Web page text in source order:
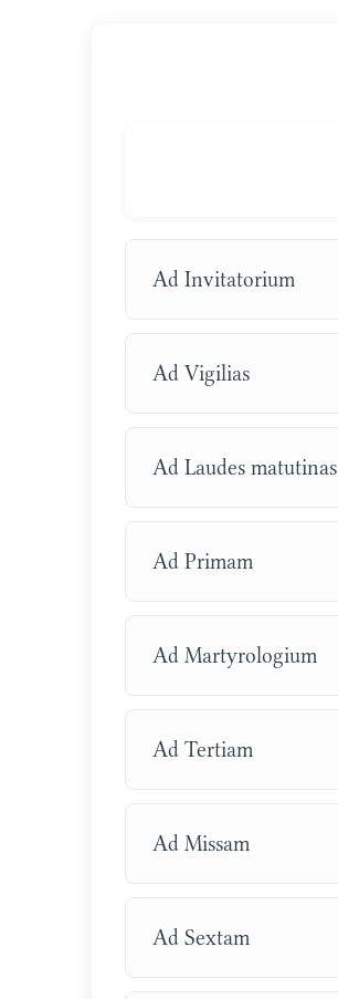
Ad Invitatorium
Ad Vigilias
Ad Laudes matutinas
Ad Primam
Ad Martyrologium
Ad Tertiam
Ad Missam
Ad Sextam